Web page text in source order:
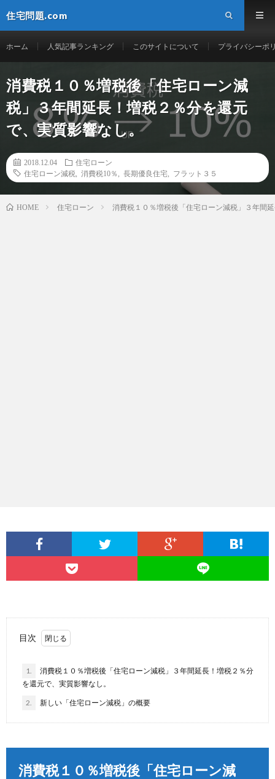
住宅問題.com
ホーム 人気記事ランキング このサイトについて プライバシーポ
消費税１０％増税後「住宅ローン減
税」３年間延長！増税２％分を還元
で、実質影響なし。
2018.12.04
住宅ローン
住宅ローン減税
消費税10％ 長期優良住宅 フラット３５
HOME 住宅ローン 消費税１０％増税後「住宅ローン減税」３年間
目次
1.
消費税１０％増税後「住宅ローン減税」３年間延長！増税２％分
を還元で、実質影響なし。
2. 新しい「住宅ローン減税」の概要
消費税１０％増税後「住宅ローン減